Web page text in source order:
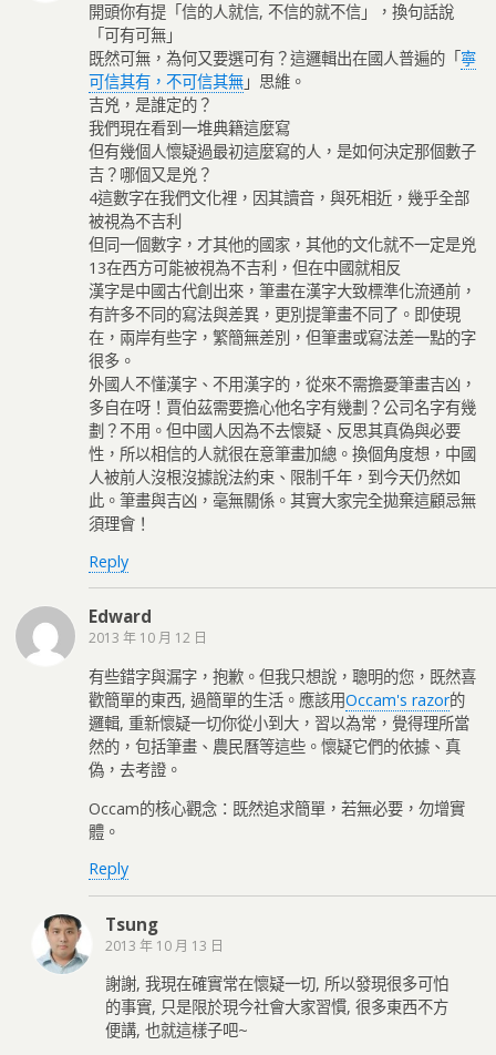
開頭你有提「信的人就信, 不信的就不信」，換句話說
「可有可無」
既然可無，為何又要選可有？這邏輯出在國人普遍的「 寧
可信其有，不可信其無 」思維。
吉兇，是誰定的？
我們現在看到一堆典籍這麼寫
但有幾個人懷疑過最初這麼寫的人，是如何決定那個數子
吉？哪個又是兇？
4這數字在我們文化裡，因其讀音，與死相近，幾乎全部
被視為不吉利
但同一個數字，才其他的國家，其他的文化就不一定是兇
13在西方可能被視為不吉利，但在中國就相反
漢字是中國古代創出來，筆畫在漢字大致標準化流通前，
有許多不同的寫法與差異，更別提筆畫不同了。即使現
在，兩岸有些字，繁簡無差別，但筆畫或寫法差一點的字
很多。
外國人不懂漢字、不用漢字的，從來不需擔憂筆畫吉凶，
多自在呀！賈伯茲需要擔心他名字有幾劃？公司名字有幾
劃？不用。但中國人因為不去懷疑、反思其真偽與必要
性，所以相信的人就很在意筆畫加總。換個角度想，中國
人被前人沒根沒據說法約束、限制千年，到今天仍然如
此。筆畫與吉凶，毫無關係。其實大家完全拋棄這顧忌無
須理會！
Reply
Edward
2013 年 10 月 12 日
有些錯字與漏字，抱歉。但我只想說，聰明的您，既然喜
歡簡單的東西, 過簡單的生活。應該用Occam's razor的
邏輯, 重新懷疑一切你從小到大，習以為常，覺得理所當
然的，包括筆畫、農民曆等這些。懷疑它們的依據、真
偽，去考證。
Occam的核心觀念：既然追求簡單，若無必要，勿增實
體。
Reply
Tsung
2013 年 10 月 13 日
謝謝, 我現在確實常在懷疑一切, 所以發現很多可怕
的事實, 只是限於現今社會大家習慣, 很多東西不方
便講, 也就這樣子吧~